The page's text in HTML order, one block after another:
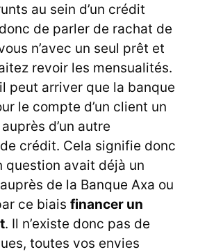
au sein d’un crédit
de parler de rachat de
n’avec un seul prêt et
revoir les mensualités.
peut arriver que la banque
le compte d’un client un
d’un autre
crédit. Cela signifie donc
question avait déjà un
de la Banque Axa ou
ce biais financer un
. Il n’existe donc pas de
toutes vos envies